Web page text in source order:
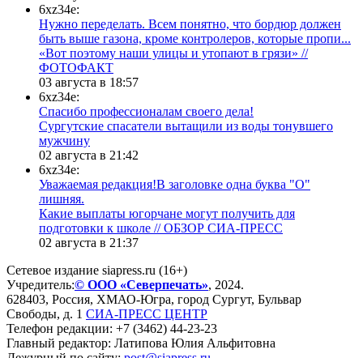
6xz34e:
Нужно переделать. Всем понятно, что бордюр должен
быть выше газона, кроме контролеров, которые пропи...
«Вот поэтому наши улицы и утопают в грязи» //
ФОТОФАКТ
03 августа в 18:57
6xz34e:
Спасибо профессионалам своего дела!
Сургутские спасатели вытащили из воды тонувшего
мужчину
02 августа в 21:42
6xz34e:
Уважаемая редакция!В заголовке одна буква "О"
лишняя.
Какие выплаты югорчане могут получить для
подготовки к школе // ОБЗОР СИА-ПРЕСС
02 августа в 21:37
Сетевое издание siapress.ru (16+)
Учредитель:© ООО «Северпечать», 2024.
628403, Россия, ХМАО-Югра, город Сургут, Бульвар
Свободы, д. 1 СИА-ПРЕСС ЦЕНТР
Телефон редакции: +7 (3462) 44-23-23
Главный редактор: Латипова Юлия Альфитовна